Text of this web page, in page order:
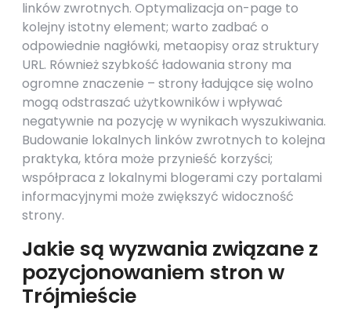
linków zwrotnych. Optymalizacja on-page to
kolejny istotny element; warto zadbać o
odpowiednie nagłówki, metaopisy oraz struktury
URL. Również szybkość ładowania strony ma
ogromne znaczenie – strony ładujące się wolno
mogą odstraszać użytkowników i wpływać
negatywnie na pozycję w wynikach wyszukiwania.
Budowanie lokalnych linków zwrotnych to kolejna
praktyka, która może przynieść korzyści;
współpraca z lokalnymi blogerami czy portalami
informacyjnymi może zwiększyć widoczność
strony.
Jakie są wyzwania związane z
pozycjonowaniem stron w
Trójmieście